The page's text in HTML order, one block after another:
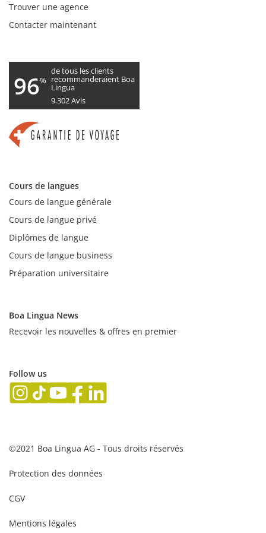
bons
conseils
d'économiser
centaines
de
francs.
Vous
pouvez
prendre
pour
un
entretien.
Chez
Boa
Lingua,
vous
trouverez
sur
les
Comparez
les
meilleures
écoles
monde
les
les
et
Trouver une agence
Contacter maintenant
96%
de tous les clients
recommanderaient Boa
Lingua
9.302Avis
Cours de langues
Cours de langue générale
Cours de langue privé
Diplômes de langue
Cours de langue business
Préparation universitaire
Boa Lingua News
Recevoir les nouvelles & offres en premier
Follow us
©2021 Boa Lingua AG - Tous droits réservés
Protection des données
CGV
Mentions légales